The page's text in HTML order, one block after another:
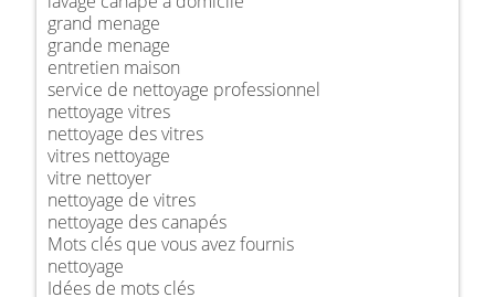
grand menage
grande menage
entretien maison
service de nettoyage professionnel
nettoyage vitres
nettoyage des vitres
vitres nettoyage
vitre nettoyer
nettoyage de vitres
nettoyage des canapés
Mots clés que vous avez fournis
nettoyage
Idées de mots clés